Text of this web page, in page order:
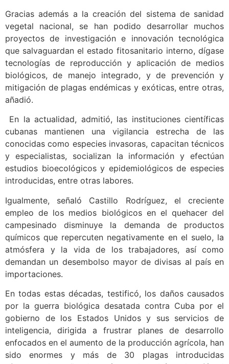
Gracias además a la creación del sistema de sanidad
vegetal nacional, se han podido desarrollar muchos
proyectos de investigación e innovación tecnológica
que salvaguardan el estado fitosanitario interno, dígase
tecnologías de reproducción y aplicación de medios
biológicos, de manejo integrado, y de prevención y
mitigación de plagas endémicas y exóticas, entre otras,
añadió.
En la actualidad, admitió, las instituciones científicas
cubanas mantienen una vigilancia estrecha de las
conocidas como especies invasoras, capacitan técnicos
y especialistas, socializan la información y efectúan
estudios bioecológicos y epidemiológicos de especies
introducidas, entre otras labores.
Igualmente, señaló Castillo Rodríguez, el creciente
empleo de los medios biológicos en el quehacer del
campesinado disminuye la demanda de productos
químicos que repercuten negativamente en el suelo, la
atmósfera y la vida de los trabajadores, así como
demandan un desembolso mayor de divisas al país en
importaciones.
En todas estas décadas, testificó, los daños causados
por la guerra biológica desatada contra Cuba por el
gobierno de los Estados Unidos y sus servicios de
inteligencia, dirigida a frustrar planes de desarrollo
enfocados en el aumento de la producción agrícola, han
sido enormes y más de 30 plagas introducidas